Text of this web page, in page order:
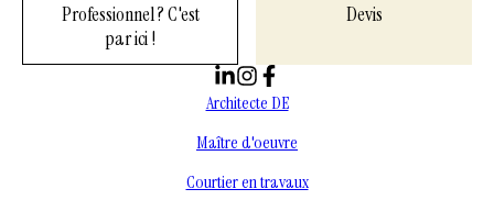
Professionnel ? C'est
par ici !
Devis
Architecte DE
Maître d'oeuvre
Courtier en travaux